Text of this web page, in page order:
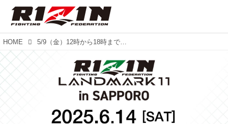
HOME 5/9（金）12時から18時まで受付！RIZIN LANDMARK 11 in SAPPORO オフィシャルサイト先着先行